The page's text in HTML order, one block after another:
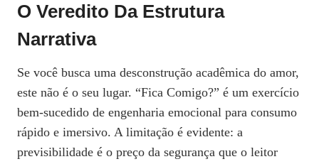
O Veredito Da Estrutura
Narrativa
Se você busca uma desconstrução acadêmica do amor,
este não é o seu lugar. “Fica Comigo?” é um exercício
bem-sucedido de engenharia emocional para consumo
rápido e imersivo. A limitação é evidente: a
previsibilidade é o preço da segurança que o leitor